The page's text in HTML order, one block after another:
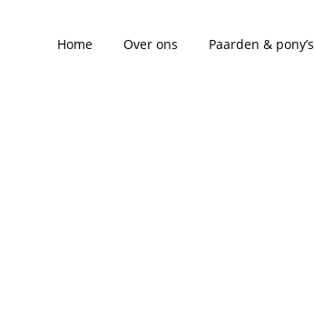
Home Over ons Paarden & pony’s